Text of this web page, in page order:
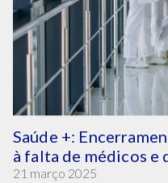
Saúde +:
à falta de médicos e
21 março 2025